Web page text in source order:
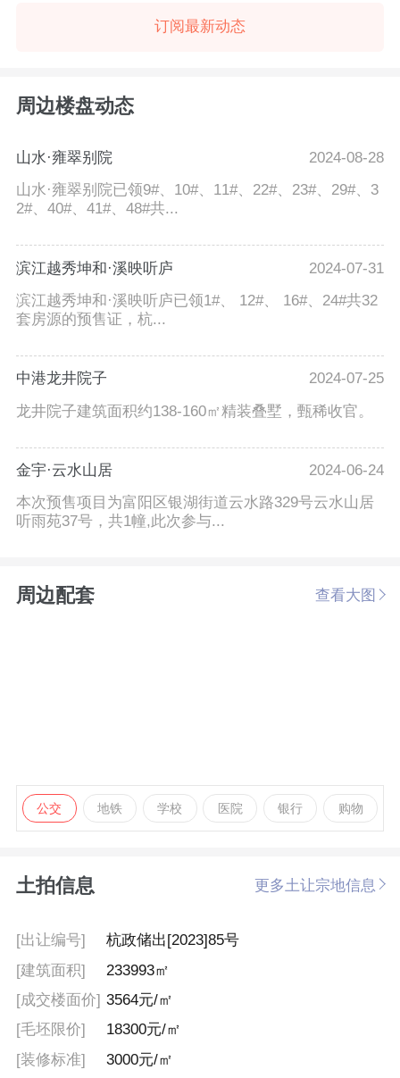
订阅最新动态
周边楼盘动态
山水·雍翠别院
2024-08-28
山水·雍翠别院已领9#、10#、11#、22#、23#、29#、3
2#、40#、41#、48#共...
滨江越秀坤和·溪映听庐
2024-07-31
滨江越秀坤和·溪映听庐已领1#、 12#、 16#、24#共32
套房源的预售证，杭...
中港龙井院子
2024-07-25
龙井院子建筑面积约138-160㎡精装叠墅，甄稀收官。
金宇·云水山居
2024-06-24
本次预售项目为富阳区银湖街道云水路329号云水山居
听雨苑37号，共1幢,此次参与...
周边配套 查看大图
公交 地铁 学校 医院 银行 购物
土拍信息 更多土让宗地信息
[出让编号]
杭政储出[2023]85号
[建筑面积]
233993㎡
[成交楼面价] 3564元/㎡
[毛坯限价]
18300元/㎡
[装修标准]
3000元/㎡